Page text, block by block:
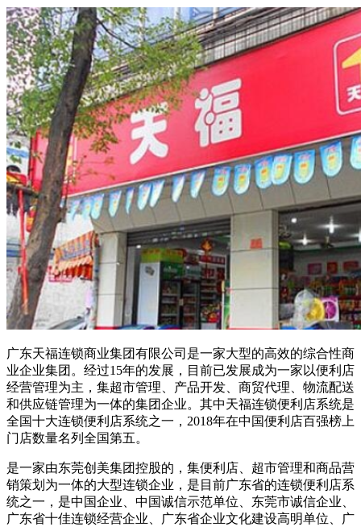
广东天福连锁商业集团有限公司是一家大型的高效的综合性商
业企业集团。经过15年的发展，目前已发展成为一家以便利店
经营管理为主，集超市管理、产品开发、商贸代理、物流配送
和供应链管理为一体的集团企业。其中天福连锁便利店系统是
全国十大连锁便利店系统之一，2018年在中国便利店百强榜上
门店数量名列全国第五。
是一家由东莞创美集团控股的，集便利店、超市管理和商品营
销策划为一体的大型连锁企业，是目前广东省的连锁便利店系
统之一，是中国企业、中国诚信示范单位、东莞市诚信企业、
广东省十佳连锁经营企业、广东省企业文化建设高明单位、广